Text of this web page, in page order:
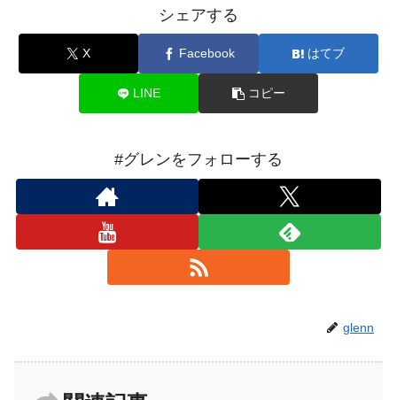
シェアする
X Facebook はてブ
LINE コピー
#グレンをフォローする
glenn